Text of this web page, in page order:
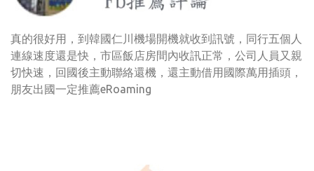
真的很好用，到韓國仁川機場開機就收到訊號，同行五個人
連線速度還是快，市區飯店房間內收訊正常，公司人員又親
切快速，回國後主動聯絡還機，還主動借用國際萬用插頭，
朋友出國一定推薦eRoaming